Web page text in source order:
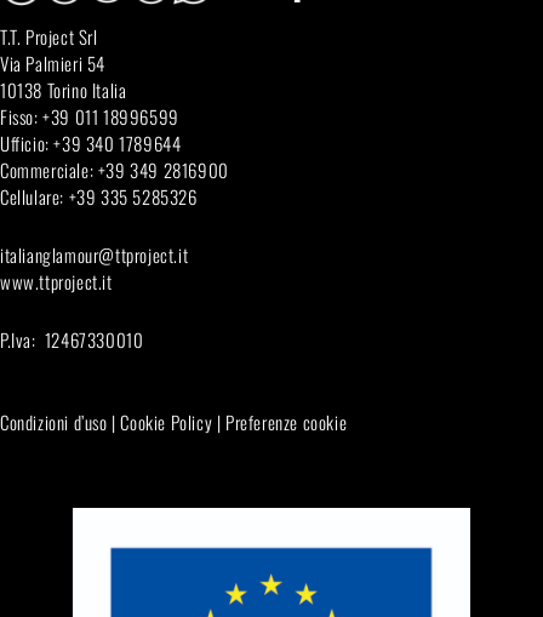
T.T. Project Srl
Via Palmieri 54
10138 Torino Italia
Fisso: +39 011 18996599
Ufficio: +39 340 1789644
Commerciale: +39 349 2816900
Cellulare: +39 335 5285326
italianglamour@ttproject.it
www.ttproject.it
P.Iva: 12467330010
Condizioni d’uso |Cookie Policy | Preferenze cookie